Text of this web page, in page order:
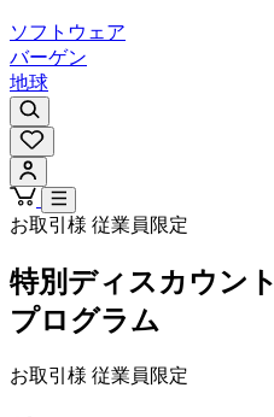
ソフトウェア
バーゲン
地球
お取引様 従業員限定
特別ディスカウント
プログラム
お取引様 従業員限定